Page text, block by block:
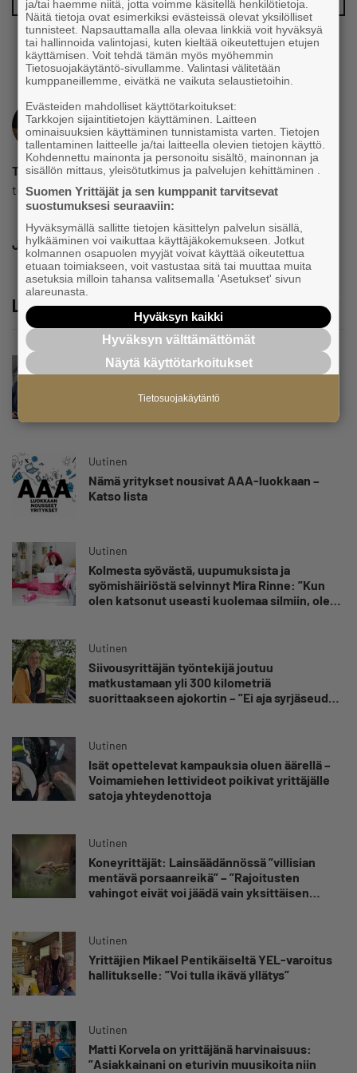
Toimitus
toimitus@yrittajat.fi
Jaa
Lue lisää
Uutinen
olla muualla harvinaisuus – Yrittäjä Hilkka
Uutinen
Nämä yritykset nousivat AAA-luokkaan –
Katso lista
Uutinen
Kolmesta syövästä, uupumuksista ja
syömishäiriöstä selvinnyt Mira Rinne: ”Kun
olen katsonut useasti kuolemaa silmiin, olen
Uutinen
Siivousyrittäjän työntekijä joutuu
matkustamaan yli 300 kilometriä
suorittaakseen ajokortin – ”Ei aja syrjäseudun
Uutinen
Isät opettelevat kampauksia oluen äärellä –
Voimamiehen lettivideot poikivat yrittäjälle
satoja yhteydenottoja
Uutinen
Koneyrittäjät: Lainsäädännössä ”villisian
mentävä porsaanreikä” – ”Rajoitusten
vahingot eivät voi jäädä vain yksittäisen
Uutinen
Yrittäjien Mikael Pentikäiseltä YEL-varoitus
hallitukselle: ”Voi tulla ikävä yllätys”
Uutinen
Matti Korvela on yrittäjänä harvinaisuus:
”Asiakkainani on eturivin muusikoita niin
ja/tai haemme niitä, jotta voimme käsitellä henkilötietoja.
Näitä tietoja ovat esimerkiksi evästeissä olevat yksilölliset
tunnisteet. Napsauttamalla alla olevaa linkkiä voit hyväksyä
tai hallinnoida valintojasi, kuten kieltää oikeutettujen etujen
käyttämisen. Voit tehdä tämän myös myöhemmin
Tietosuojakäytäntö-sivullamme. Valintasi välitetään
kumppaneillemme, eivätkä ne vaikuta selaustietoihin.
Evästeiden mahdolliset käyttötarkoitukset:
Tarkkojen sijaintitietojen käyttäminen. Laitteen
ominaisuuksien käyttäminen tunnistamista varten. Tietojen
tallentaminen laitteelle ja/tai laitteella olevien tietojen käyttö.
Kohdennettu mainonta ja personoitu sisältö, mainonnan ja
sisällön mittaus, yleisötutkimus ja palvelujen kehittäminen .
Suomen Yrittäjät ja sen kumppanit tarvitsevat
suostumuksesi seuraaviin:
Hyväksymällä sallitte tietojen käsittelyn palvelun sisällä,
hylkääminen voi vaikuttaa käyttäjäkokemukseen. Jotkut
kolmannen osapuolen myyjät voivat käyttää oikeutettua
etuaan toimiakseen, voit vastustaa sitä tai muuttaa muita
asetuksia milloin tahansa valitsemalla 'Asetukset' sivun
alareunasta.
Hyväksyn kaikki
Hyväksyn välttämättömät
Näytä käyttötarkoitukset
Tietosuojakäytäntö